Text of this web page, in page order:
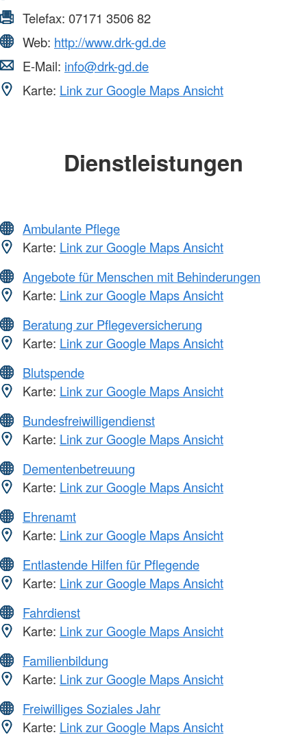
Telefax: 07171 3506 82
Web: http://www.drk-gd.de
E-Mail: info@drk-gd.de
Karte: Link zur Google Maps Ansicht
Dienstleistungen
Ambulante Pflege
Karte: Link zur Google Maps Ansicht
Angebote für Menschen mit Behinderungen
Karte: Link zur Google Maps Ansicht
Beratung zur Pflegeversicherung
Karte: Link zur Google Maps Ansicht
Blutspende
Karte: Link zur Google Maps Ansicht
Bundesfreiwilligendienst
Karte: Link zur Google Maps Ansicht
Dementenbetreuung
Karte: Link zur Google Maps Ansicht
Ehrenamt
Karte: Link zur Google Maps Ansicht
Entlastende Hilfen für Pflegende
Karte: Link zur Google Maps Ansicht
Fahrdienst
Karte: Link zur Google Maps Ansicht
Familienbildung
Karte: Link zur Google Maps Ansicht
Freiwilliges Soziales Jahr
Karte: Link zur Google Maps Ansicht